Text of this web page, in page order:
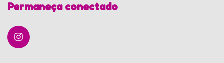
Permaneça conectado